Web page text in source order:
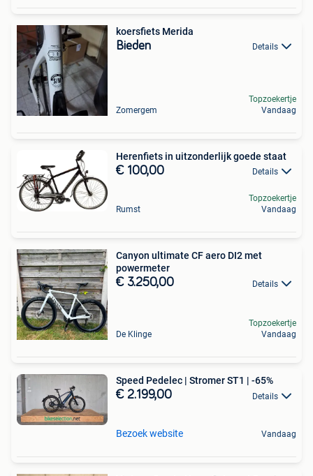
koersfiets Merida
Bieden Details
Zomergem
Topzoekertje
Vandaag
Herenfiets in uitzonderlijk goede staat
€ 100,00 Details
Rumst
Topzoekertje
Vandaag
Canyon ultimate CF aero DI2 met
powermeter
€ 3.250,00 Details
De Klinge
Topzoekertje
Vandaag
Speed Pedelec | Stromer ST1 | -65%
€ 2.199,00 Details
Bezoek website Vandaag